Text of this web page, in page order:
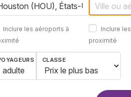
Inclure les aéroports à
Inclure
proximité
adulte
CLASSE